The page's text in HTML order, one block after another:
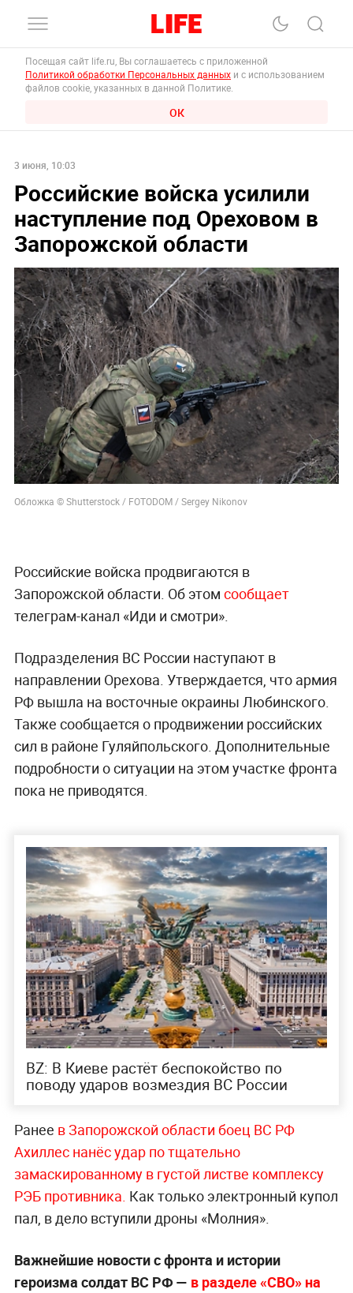
Посещая сайт life.ru, Вы соглашаетесь с приложенной
Политикой обработки Персональных данных и с использованием
файлов cookie, указанных в данной Политике.
ОК
3 июня, 10:03
Российские войска усилили
наступление под Ореховом в
Запорожской области
Обложка © Shutterstock / FOTODOM / Sergey Nikonov
Российские войска продвигаются в
Запорожской области. Об этом сообщает
телеграм-канал «Иди и смотри».
Подразделения ВС России наступают в
направлении Орехова. Утверждается, что армия
РФ вышла на восточные окраины Любинского.
Также сообщается о продвижении российских
сил в районе Гуляйпольского. Дополнительные
подробности о ситуации на этом участке фронта
пока не приводятся.
BZ: В Киеве растёт беспокойство по
поводу ударов возмездия ВС России
Ранее в Запорожской области боец ВС РФ
Ахиллес нанёс удар по тщательно
замаскированному в густой листве комплексу
РЭБ противника. Как только электронный купол
пал, в дело вступили дроны «Молния».
Важнейшие новости с фронта и истории
героизма солдат ВС РФ — в разделе «СВО» на